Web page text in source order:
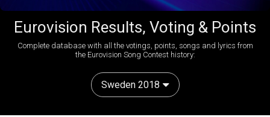
Eurovision Results, Voting & Points
Complete database with all the votings, points, songs and lyrics from
the Eurovision Song Contest history:
Sweden 2018